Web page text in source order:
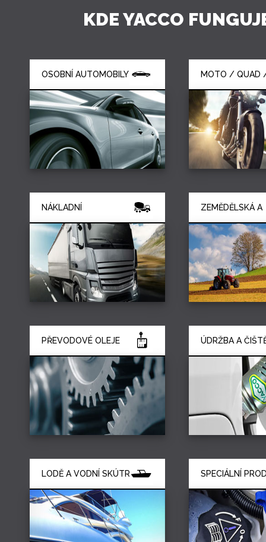
KDE YACCO
OSOBNÍ AUTOMOBILY MOTO / QUAD
KARTING
NÁKLADNÍ
AUTOMOBILY A TĚŽKÁ
TECHNIKA
ZEMĚDĚLSKÁ A
ZAHRADNÍ
PŘEVODOVÉ OLEJE ÚDRŽBA A
LODĚ A VODNÍ SKÚTRY SPECIÁLNÍ